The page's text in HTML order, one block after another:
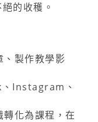
的收穫。
、製作教學影
Instagram、
化為課程，在